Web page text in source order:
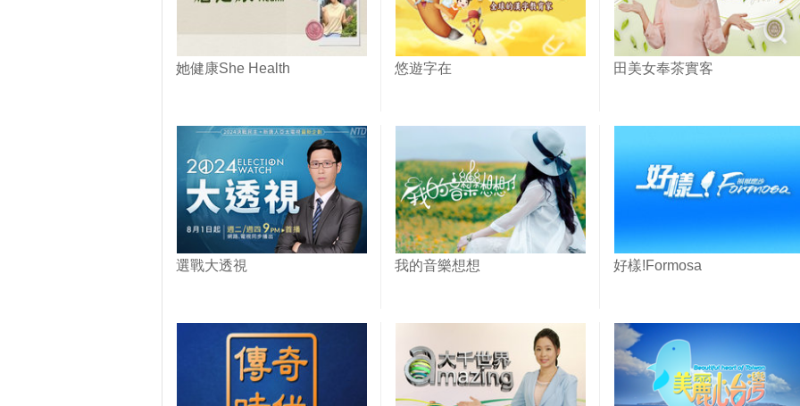
她健康She Health 悠遊字在 田美女奉茶實客
選戰大透視 我的音樂想想 好樣!Formosa